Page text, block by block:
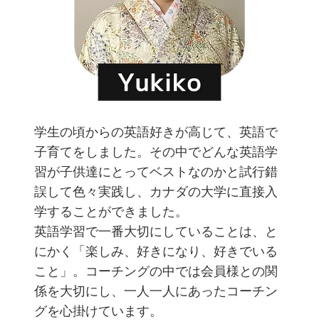
学生の頃からの英語好きが高じて、英語で
子育てをしました。その中でどんな英語学
習が子供達にとってベストなのかと試行錯
誤して色々実践し、カナダの大学に直接入
学することができました。
英語学習で一番大切にしていることは、と
にかく「楽しみ、好きになり、好きでいる
こと」。コーチングの中では会員様との関
係を大切にし、一人一人にあったコーチン
グを心掛けています。